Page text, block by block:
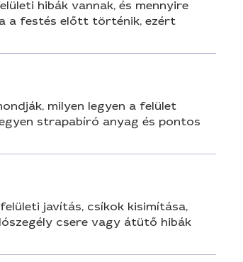
hibák vannak, és mennyire
a festés előtt történik, ezért
milyen legyen a felület
strapabíró anyag és pontos
javítás, csíkok kisimítása,
csere vagy átütő hibák